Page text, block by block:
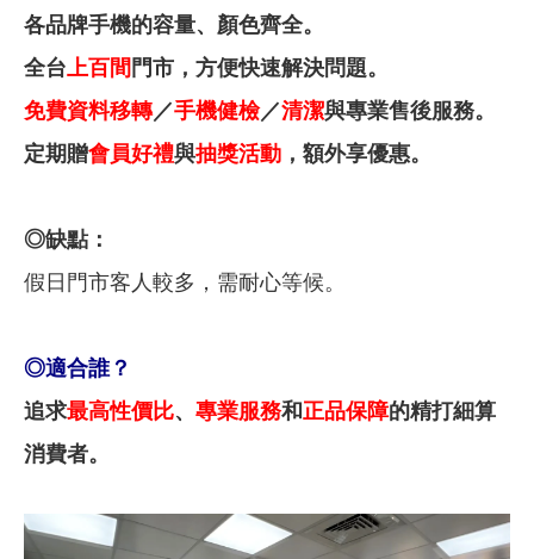
各品牌手機的容量、顏色齊全。
全台 上百間 門市，方便快速解決問題。
免費資料移轉／手機健檢／清潔與專業售後服務。
定期贈會員好禮與抽獎活動 ，額外享優惠。
◎缺點：
假日門市客人較多，需耐心等候。
◎適合誰？
追求最高性價比、 專業服務和正品保障的精打細算
消費者。